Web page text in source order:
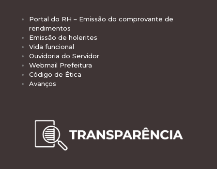
Portal do RH – Emissão do comprovante de
rendimentos
Emissão de holerites
Vida funcional
Ouvidoria do Servidor
Webmail Prefeitura
Código de Ética
Avanços